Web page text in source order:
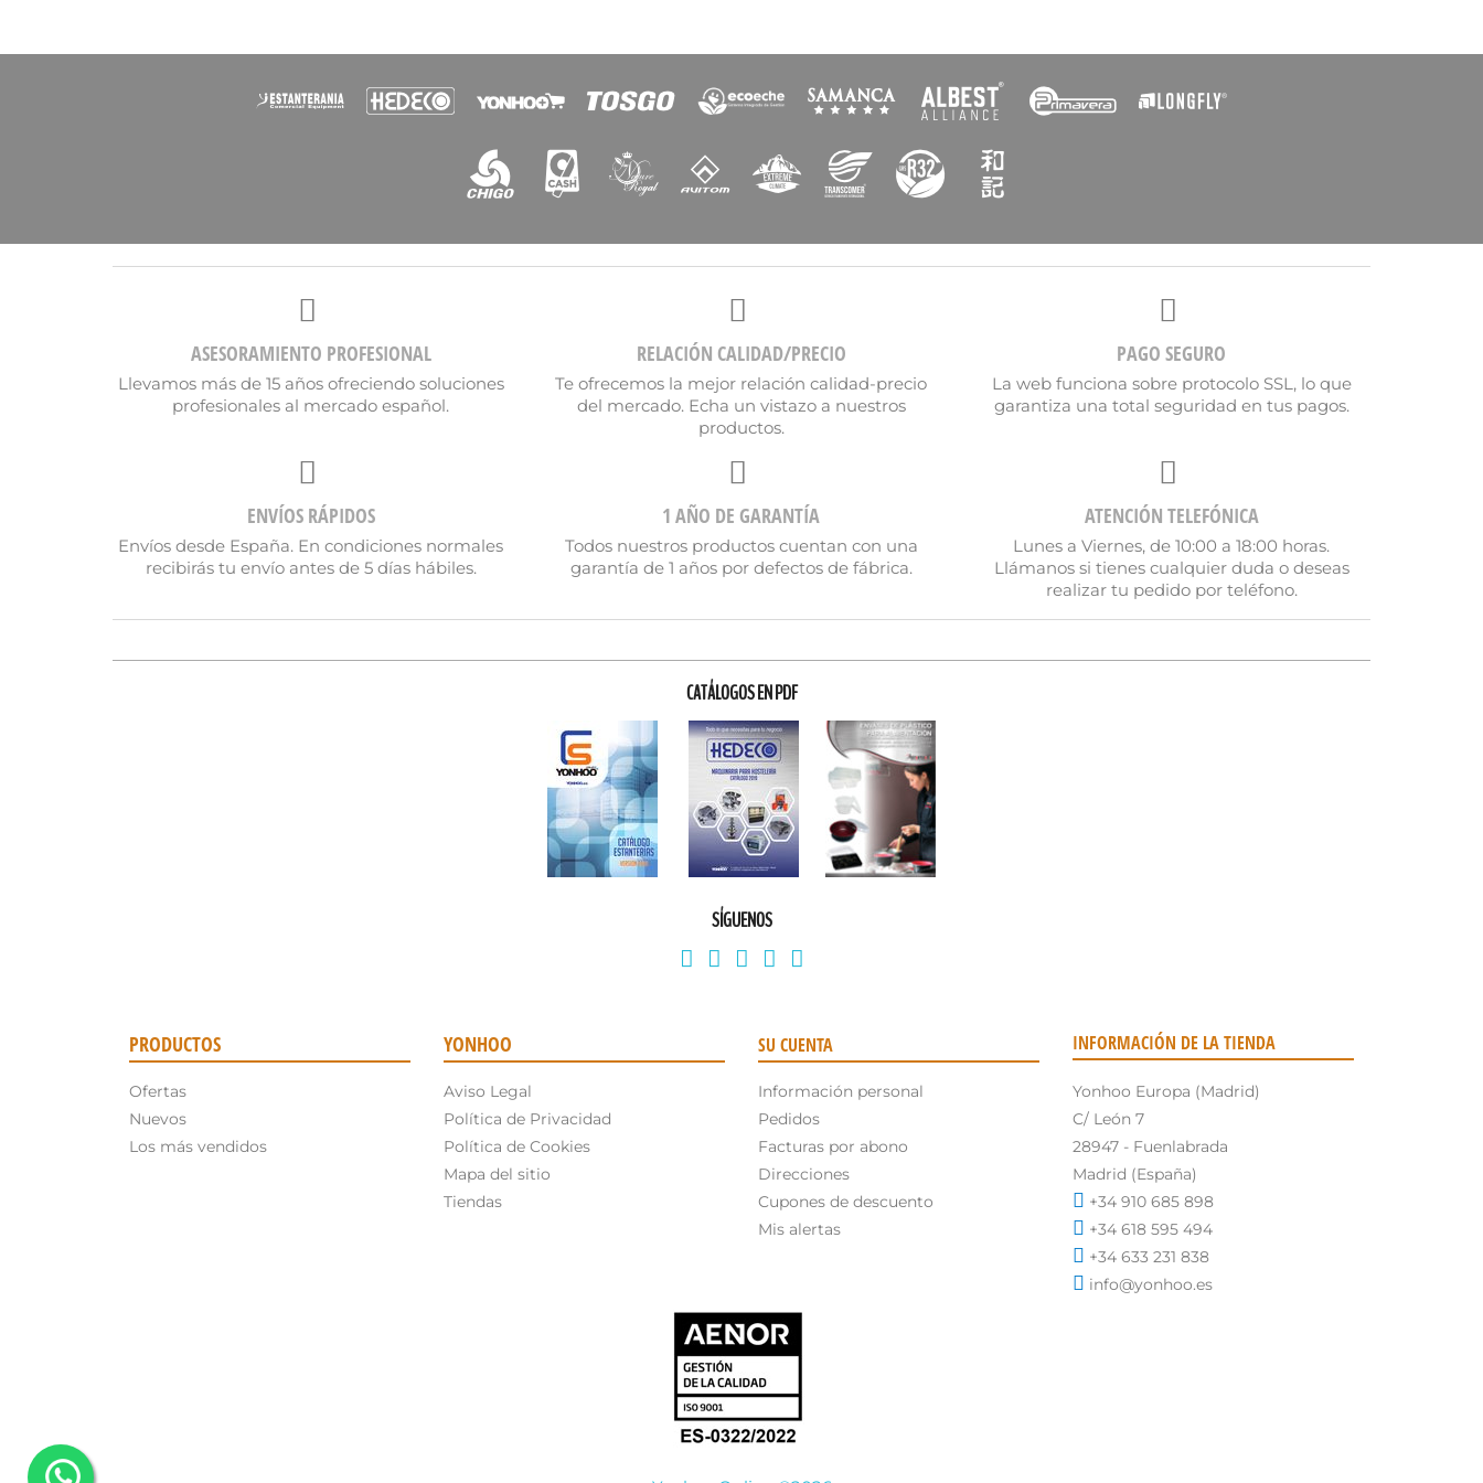
ASESORAMIENTO PROFESIONAL
Llevamos más de 15 años ofreciendo soluciones
profesionales al mercado español.
RELACIÓN CALIDAD/PRECIO
Te ofrecemos la mejor relación calidad-precio
del mercado. Echa un vistazo a nuestros
productos.
PAGO SEGURO
La web funciona sobre protocolo SSL, lo que
garantiza una total seguridad en tus pagos.
ENVÍOS RÁPIDOS
Envíos desde España. En condiciones normales
recibirás tu envío antes de 5 días hábiles.
1 AÑO DE GARANTÍA
Todos nuestros productos cuentan con una
garantía de 1 años por defectos de fábrica.
ATENCIÓN TELEFÓNICA
Lunes a Viernes, de 10:00 a 18:00 horas.
Llámanos si tienes cualquier duda o deseas
realizar tu pedido por teléfono.
CATÁLOGOS EN PDF
SÍGUENOS
PRODUCTOS
Ofertas
Nuevos
Los más vendidos
YONHOO
Aviso Legal
Política de Privacidad
Política de Cookies
Mapa del sitio
Tiendas
SU CUENTA
Información personal
Pedidos
Facturas por abono
Direcciones
Cupones de descuento
Mis alertas
INFORMACIÓN DE LA TIENDA
Yonhoo Europa (Madrid)
C/ León 7
28947 - Fuenlabrada
Madrid (España)
+34 910 685 898
+34 618 595 494
+34 633 231 838
info@yonhoo.es
Crear lista de deseos ×